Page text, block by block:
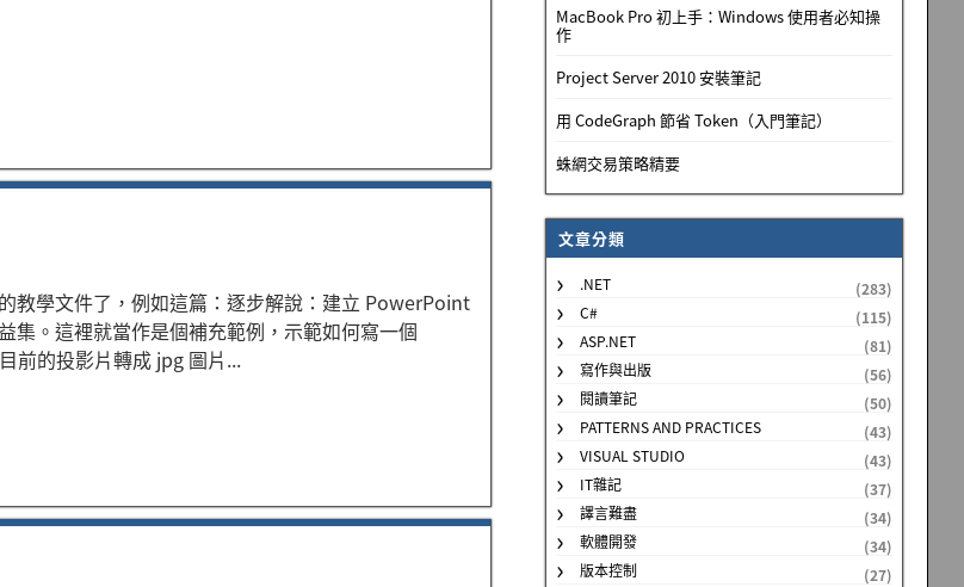
教學文件了，例如這篇：逐步解說：建立 PowerPoint
集。這裡就當作是個補充範例，示範如何寫一個
前的投影片轉成 jpg 圖片...
MacBook Pro 初上手：Windows 使用者必知操
作
Project Server 2010 安裝筆記
用 CodeGraph 節省 Token（入門筆記）
蛛網交易策略精要
文章分類
.NET
(283)
C#
(115)
ASP.NET
(81)
寫作與出版
(56)
閱讀筆記
(50)
PATTERNS AND PRACTICES
(43)
VISUAL STUDIO
(43)
IT雜記
(37)
譯言難盡
(34)
軟體開發
(34)
版本控制
(27)